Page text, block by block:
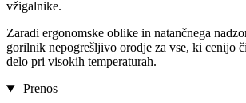
vžigalnike.
Zaradi ergonomske oblike in natančnega
gorilnik nepogrešljivo orodje za vse, ki cenijo
delo pri visokih temperaturah.
Prenos